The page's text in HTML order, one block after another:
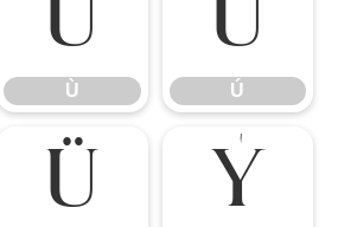
Ù
Ù
Ú
Ú
Ü Ý